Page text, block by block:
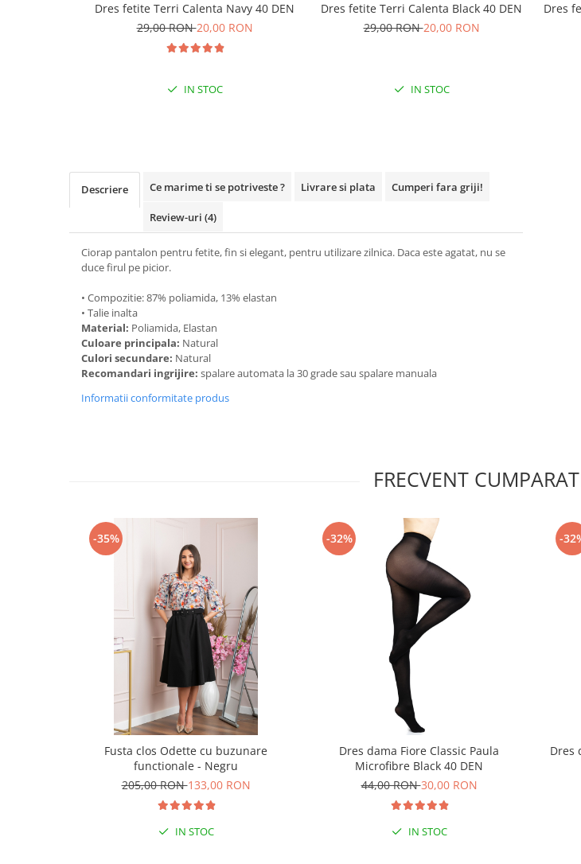
Dres fetite Terri Calenta Navy 40 DEN
29,00 RON20,00 RON
IN STOC
Dres fetite Terri Calenta Black 40 DEN
29,00 RON20,00 RON
IN STOC
Dres
Descriere Ce marime ti se potriveste ? Livrare si plata Cumperi fara griji!
Review-uri (4)
Ciorap pantalon pentru fetite, fin si elegant, pentru utilizare zilnica. Daca este agatat, nu se
duce firul pe picior.
• Compozitie: 87% poliamida, 13% elastan
• Talie inalta
Material: Poliamida, Elastan
Culoare principala: Natural
Culori secundare: Natural
Recomandari ingrijire: spalare automata la 30 grade sau spalare manuala
Informatii conformitate produs
FRECVENT
-35%
Fusta clos Odette cu buzunare
functionale - Negru
205,00 RON133,00 RON
IN STOC
-32%
Dres dama Fiore Classic Paula
Microfibre Black 40 DEN
44,00 RON30,00 RON
IN STOC
-
Dres